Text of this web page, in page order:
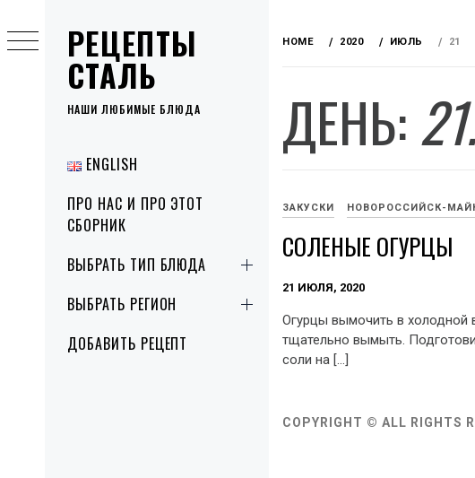
РЕЦЕПТЫ
СТАЛЬ
НАШИ ЛЮБИМЫЕ БЛЮДА
Menu
ENGLISH
ПРО НАС И ПРО ЭТОТ
СБОРНИК
ВЫБРАТЬ ТИП БЛЮДА
ВЫБРАТЬ РЕГИОН
ДОБАВИТЬ РЕЦЕПТ
to
content
HOME 2020 ИЮЛЬ 21
ДЕНЬ:
ЗАКУСКИ НОВОРОССИЙСК-
СОЛЕНЫЕ ОГУРЦЫ
21 ИЮЛЯ, 2020
Огурцы вымочить в холодной
тщательно вымыть.
соли на […]
COPYRIGHT © ALL RIGHTS